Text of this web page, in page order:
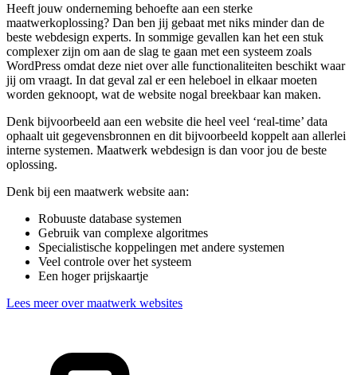
Heeft jouw onderneming behoefte aan een sterke
maatwerkoplossing? Dan ben jij gebaat met niks minder dan de
beste webdesign experts. In sommige gevallen kan het een stuk
complexer zijn om aan de slag te gaan met een systeem zoals
WordPress omdat deze niet over alle functionaliteiten beschikt waar
jij om vraagt. In dat geval zal er een heleboel in elkaar moeten
worden geknoopt, wat de website nogal breekbaar kan maken.
Denk bijvoorbeeld aan een website die heel veel ‘real-time’ data
ophaalt uit gegevensbronnen en dit bijvoorbeeld koppelt aan allerlei
interne systemen. Maatwerk webdesign is dan voor jou de beste
oplossing.
Denk bij een maatwerk website aan:
Robuuste database systemen
Gebruik van complexe algoritmes
Specialistische koppelingen met andere systemen
Veel controle over het systeem
Een hoger prijskaartje
Lees meer over maatwerk websites